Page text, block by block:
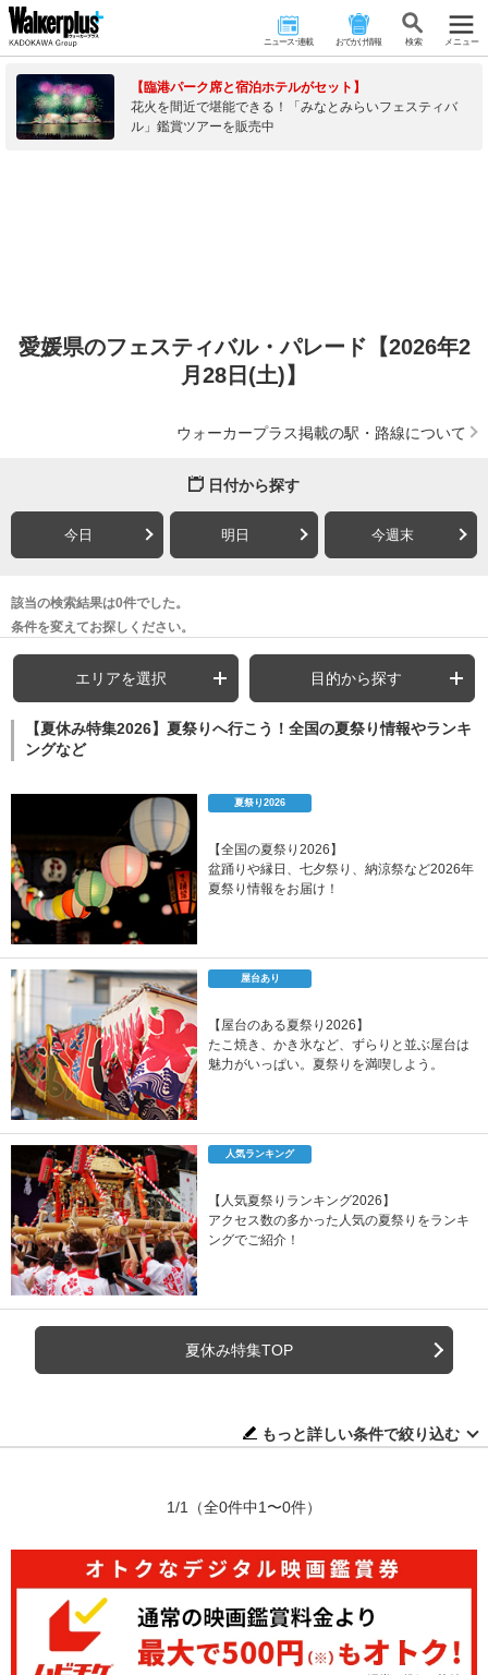
ニュース･連載 おでかけ情報 検 索 メニュー
【臨港パーク席と宿泊ホテルがセット】
花火を間近で堪能できる！「みなとみらいフェスティバ
ル」鑑賞ツアーを販売中
愛媛県のフェスティバル・パレード【2026年2
月28日(土)】
ウォーカープラス掲載の駅・路線について
日付から探す
今日 明日 今週末
該当の検索結果は0件でした。
条件を変えてお探しください。
エリアを選択 目的から探す
【夏休み特集2026】夏祭りへ行こう！全国の夏祭り情報やランキ
ングなど
夏祭り2026
【全国の夏祭り2026】
盆踊りや縁日、七夕祭り、納涼祭など2026年
夏祭り情報をお届け！
屋台あり
【屋台のある夏祭り2026】
たこ焼き、かき氷など、ずらりと並ぶ屋台は
魅力がいっぱい。夏祭りを満喫しよう。
人気ランキング
【人気夏祭りランキング2026】
アクセス数の多かった人気の夏祭りをランキ
ングでご紹介！
夏休み特集TOP
もっと詳しい条件で絞り込む
1/1 （全0件中1〜0件）